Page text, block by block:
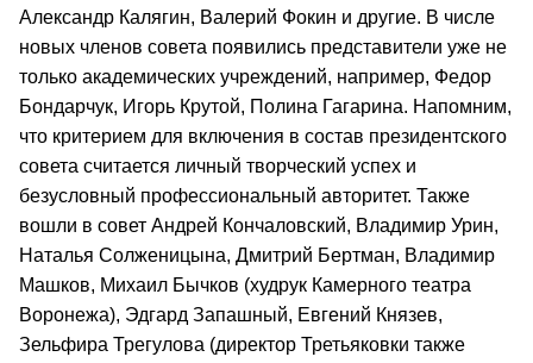
Александр Калягин, Валерий Фокин и другие. В числе
новых членов совета появились представители уже не
только академических учреждений, например, Федор
Бондарчук, Игорь Крутой, Полина Гагарина. Напомним,
что критерием для включения в состав президентского
совета считается личный творческий успех и
безусловный профессиональный авторитет. Также
вошли в совет Андрей Кончаловский, Владимир Урин,
Наталья Солженицына, Дмитрий Бертман, Владимир
Машков, Михаил Бычков (худрук Камерного театра
Воронежа), Эдгард Запашный, Евгений Князев,
Зельфира Трегулова (директор Третьяковки также